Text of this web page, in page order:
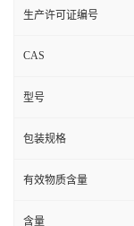
生产许可证编号
CAS
型号
包装规格
有效物质含量
含量